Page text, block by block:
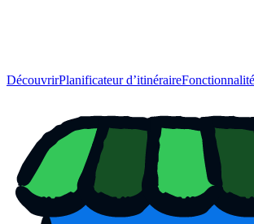
DécouvrirPlanificateur d’itinéraire